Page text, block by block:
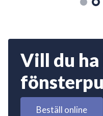
grannskap, har vi
Vill du
Beställ online